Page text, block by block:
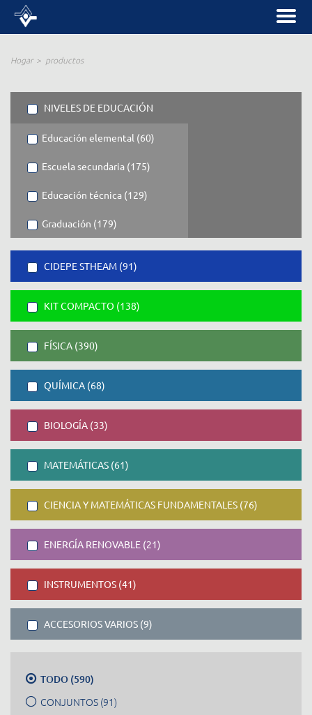
Hogar productos
NIVELES DE EDUCACIÓN
Educación elemental (60)
Escuela secundaria (175)
Educación técnica (129)
Graduación (179)
CIDEPE STHEAM (91)
KIT COMPACTO (138)
FÍSICA (390)
QUÍMICA (68)
BIOLOGÍA (33)
MATEMÁTICAS (61)
CIENCIA Y MATEMÁTICAS FUNDAMENTALES (76)
ENERGÍA RENOVABLE (21)
INSTRUMENTOS (41)
ACCESORIOS VARIOS (9)
TODO (590)
CONJUNTOS (91)